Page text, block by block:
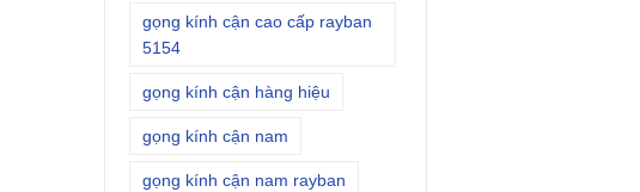
gọng kính cận cao cấp rayban
5154
gọng kính cận hàng hiệu
gọng kính cận nam
gọng kính cận nam rayban